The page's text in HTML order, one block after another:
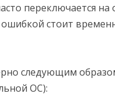
переключается на
стоит
следующим
ОС):